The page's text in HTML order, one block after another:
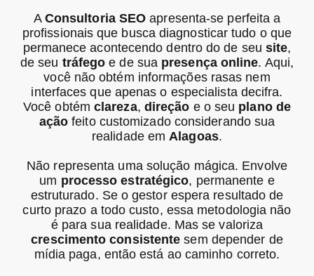
A Consultoria SEO apresenta-se perfeita a
profissionais que busca diagnosticar tudo o que
permanece acontecendo dentro do de seusite,
de seu tráfego e de sua presença online. Aqui,
você não obtém informações rasas nem
interfaces que apenas o especialista decifra.
Você obtém clareza, direção e o seu plano de
ação feito customizado considerando sua
realidade emAlagoas.
Não representa uma solução mágica. Envolve
um processo estratégico, permanente e
estruturado. Se o gestor espera resultado de
curto prazo a todo custo, essa metodologia não
é para sua realidade. Mas se valoriza
crescimento consistente sem depender de
mídia paga, então está ao caminho correto.